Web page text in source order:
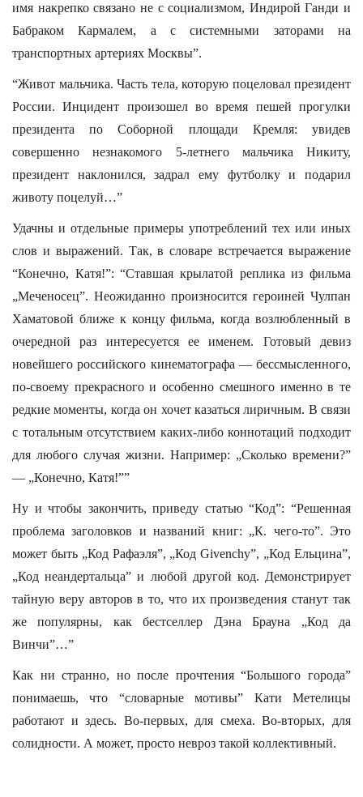
имя накрепко связано не с социализмом, Индирой Ганди и
Бабраком Кармалем, а с системными заторами на
транспортных артериях Москвы”.
“Живот мальчика. Часть тела, которую поцеловал президент
России. Инцидент произошел во время пешей прогулки
президента по Соборной площади Кремля: увидев
совершенно незнакомого 5-летнего мальчика Никиту,
президент наклонился, задрал ему футболку и подарил
животу поцелуй…”
Удачны и отдельные примеры употреблений тех или иных
слов и выражений. Так, в словаре встречается выражение
“Конечно, Катя!”: “Ставшая крылатой реплика из фильма
„Меченосец”. Неожиданно произносится героиней Чулпан
Хаматовой ближе к концу фильма, когда возлюбленный в
очередной раз интересуется ее именем. Готовый девиз
новейшего российского кинематографа — бессмысленного,
по-своему прекрасного и особенно смешного именно в те
редкие моменты, когда он хочет казаться лиричным. В связи
с тотальным отсутствием каких-либо коннотаций подходит
для любого случая жизни. Например: „Сколько времени?”
— „Конечно, Катя!””
Ну и чтобы закончить, приведу статью “Код”: “Решенная
проблема заголовков и названий книг: „К. чего-то”. Это
может быть „Код Рафаэля”, „Код Givenchy”, „Код Ельцина”,
„Код неандертальца” и любой другой код. Демонстрирует
тайную веру авторов в то, что их произведения станут так
же популярны, как бестселлер Дэна Брауна „Код да
Винчи”…”
Как ни странно, но после прочтения “Большого города”
понимаешь, что “словарные мотивы” Кати Метелицы
работают и здесь. Во-первых, для смеха. Во-вторых, для
солидности. А может, просто невроз такой коллективный.